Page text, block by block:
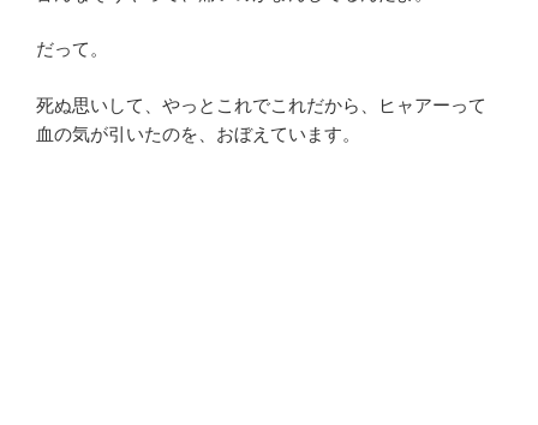
だって。
死ぬ思いして、やっとこれでこれだから、ヒャアーって
血の気が引いたのを、おぼえています。